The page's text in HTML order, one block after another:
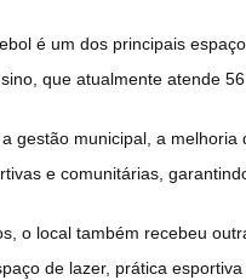
é um dos principais
que atualmente atende
gestão municipal, a
e comunitárias,
o local também recebeu
de lazer, prática